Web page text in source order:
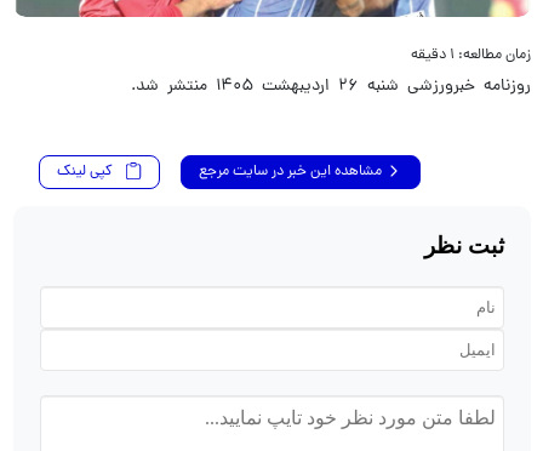
زمان مطالعه: ۱ دقیقه
روزنامه خبرورزشی شنبه ۲۶ اردیبهشت ۱۴۰۵ منتشر شد.
مشاهده این خبر در سایت مرجع کپی لینک